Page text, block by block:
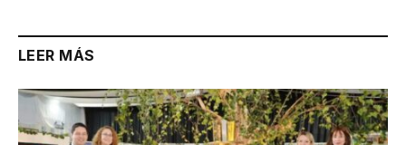
LEER MÁS